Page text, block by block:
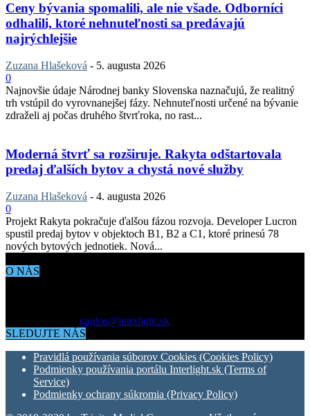
Ceny bývania spomalili, ale nie všade. Odborníci
odhalili, ktoré nehnuteľnosti sa predávajú
najrýchlejšie
Zuzana Hlašeková - 5. augusta 2026
0
Najnovšie údaje Národnej banky Slovenska naznačujú, že realitný
trh vstúpil do vyrovnanejšej fázy. Nehnuteľnosti určené na bývanie
zdraželi aj počas druhého štvrťroka, no rast...
Moderná štvrť sa rozširuje. Rakyta odštartovala
predaj ďalších bytov a chystá nové služby
Zuzana Hlašeková - 4. augusta 2026
0
Projekt Rakyta pokračuje ďalšou fázou rozvoja. Developer Lucron
spustil predaj bytov v objektoch B1, B2 a C1, ktoré prinesú 78
nových bytových jednotiek. Nová...
O NÁS
gajdos@interlight.sk
SLEDUJTE NÁS
Pravidlá používania súborov Cookies (Cookies Policy)
Podmienky používania portálu Interlight.sk (Terms of
Service)
Podmienky ochrany súkromia (Privacy Policy)